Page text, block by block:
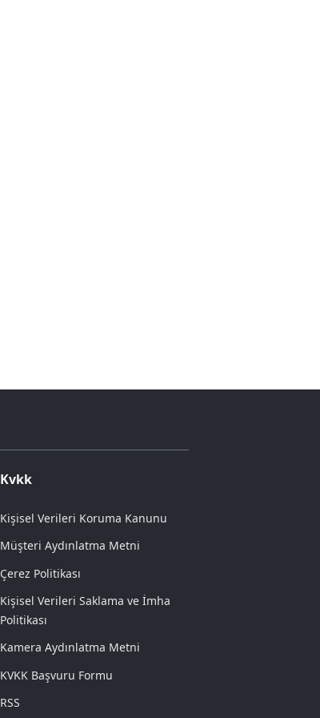
Kvkk
Kişisel Verileri Koruma Kanunu
Müşteri Aydınlatma Metni
Çerez Politikası
Kişisel Verileri Saklama ve İmha
Politikası
Kamera Aydınlatma Metni
KVKK Başvuru Formu
RSS